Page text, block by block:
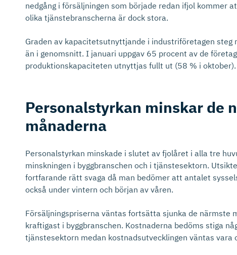
nedgång i försäljningen som började redan ifjol kommer
olika tjänstebranscherna är dock stora.
Graden av kapacitetsutnyttjande i industriföretagen steg
än i genomsnitt. I januari uppgav 65 procent av de
produktionskapaciteten utnyttjas fullt ut (58 % i oktober).
Personals­tyrkan minskar de
månaderna
Personalstyrkan minskade i slutet av fjolåret i alla tre
minskningen i byggbranschen och i tjänstesektorn.
fortfarande rätt svaga då man bedömer att antalet
också under vintern och början av våren.
Försäljningspriserna väntas fortsätta sjunka de närmste
kraftigast i byggbranschen. Kostnaderna bedöms stiga
tjänstesektorn medan kostnadsutvecklingen väntas vara